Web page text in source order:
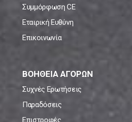
Συμμόρφωση CE
Εταιρική Ευθύνη
Επικοινωνία
ΒΟΗΘΕΙΑ ΑΓΟΡΩΝ
Συχνές Ερωτήσεις
Παραδόσεις
Επιστροφές